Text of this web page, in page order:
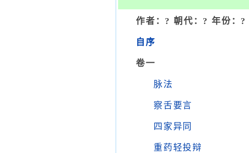
作者：? 朝代：? 年份：?
自序
卷一
脉法
察舌要言
四家异同
重药轻投辩